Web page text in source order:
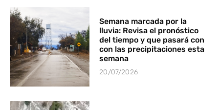
Semana marcada por la
lluvia: Revisa el pronóstico
del tiempo y que pasará con
con las precipitaciones esta
semana
20/07/2026